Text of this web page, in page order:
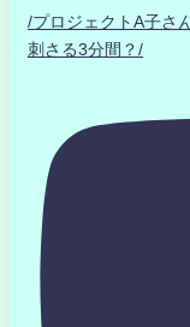
/プロジェクトA子
刺さる3分間？/